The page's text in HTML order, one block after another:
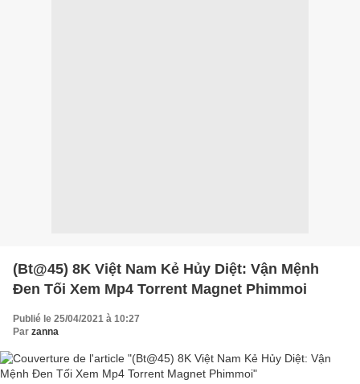
(Bt@45) 8K Việt Nam Kẻ Hủy Diệt: Vận Mệnh
Đen Tối Xem Mp4 Torrent Magnet Phimmoi
Publié le 25/04/2021 à 10:27
Par zanna